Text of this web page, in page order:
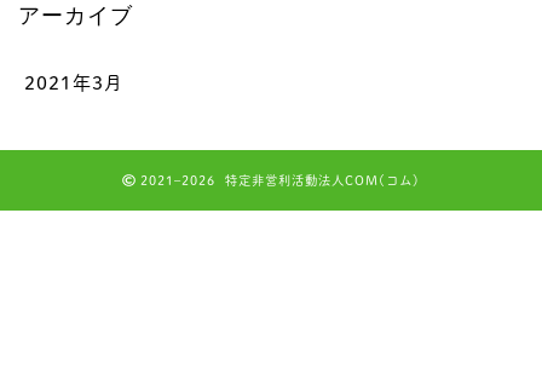
アーカイブ
2021年3月
2021–2026 特定非営利活動法人COM(コム)